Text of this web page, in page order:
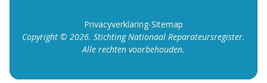
Privacyverklaring-Sitemap
Copyright © 2026. Stichting Nationaal Reparateursregister.
Alle rechten voorbehouden.